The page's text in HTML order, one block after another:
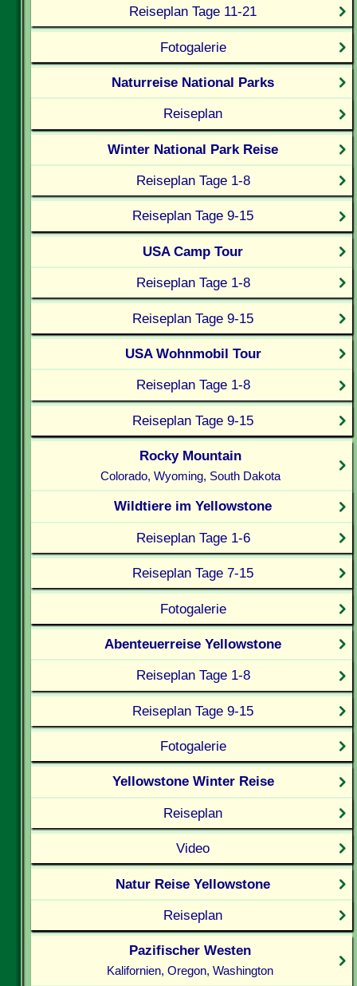
Reiseplan Tage 11-21
Fotogalerie
Naturreise National Parks
Reiseplan
Winter National Park Reise
Reiseplan Tage 1-8
Reiseplan Tage 9-15
USA Camp Tour
Reiseplan Tage 1-8
Reiseplan Tage 9-15
USA Wohnmobil Tour
Reiseplan Tage 1-8
Reiseplan Tage 9-15
Rocky Mountain
Colorado, Wyoming, South Dakota
Wildtiere im Yellowstone
Reiseplan Tage 1-6
Reiseplan Tage 7-15
Fotogalerie
Abenteuerreise Yellowstone
Reiseplan Tage 1-8
Reiseplan Tage 9-15
Fotogalerie
Yellowstone Winter Reise
Reiseplan
Video
Natur Reise Yellowstone
Reiseplan
Pazifischer Westen
Kalifornien, Oregon, Washington